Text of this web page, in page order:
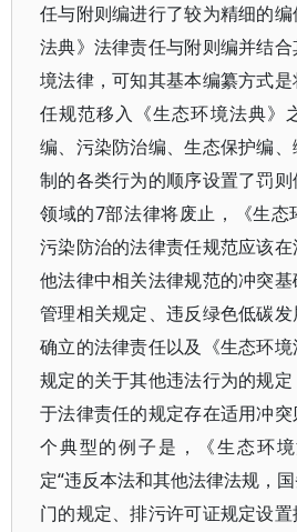
任与附则编进行了较为精细的
法典》法律责任与附则编并结
境法律，可知其基本编纂方式
任规范移入《生态环境法典》
编、污染防治编、生态保护编
制的各类行为的顺序设置了罚
领域的7部法律将废止，《生态
污染防治的法律责任规范应该
他法律中相关法律规范的冲突
管理相关规定、违反绿色低碳
确立的法律责任以及《生态环
规定的关于其他违法行为的规
于法律责任的规定存在适用冲
个典型的例子是，《生态环
定“违反本法和其他法律法规，
门的规定、排污许可证规定设